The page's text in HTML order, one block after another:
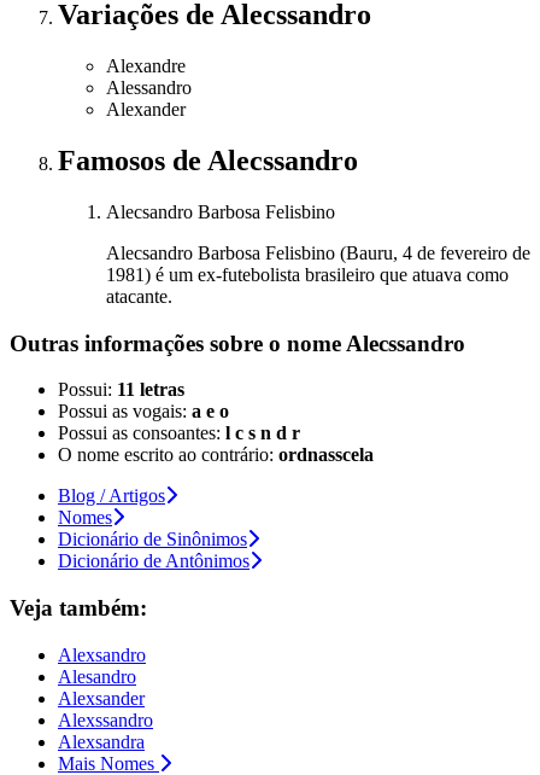
Variações de Alecssandro
Alexandre
Alessandro
Alexander
Famosos de Alecssandro
Alecsandro Barbosa Felisbino
Alecsandro Barbosa Felisbino (Bauru, 4 de fevereiro de
1981) é um ex-futebolista brasileiro que atuava como
atacante.
Outras informações sobre o nome Alecssandro
Possui: 11 letras
Possui as vogais: a e o
Possui as consoantes: l c s n d r
O nome escrito ao contrário: ordnasscela
Blog / Artigos
Nomes
Dicionário de Sinônimos
Dicionário de Antônimos
Veja também:
Alexsandro
Alesandro
Alexsander
Alexssandro
Alexsandra
Mais Nomes